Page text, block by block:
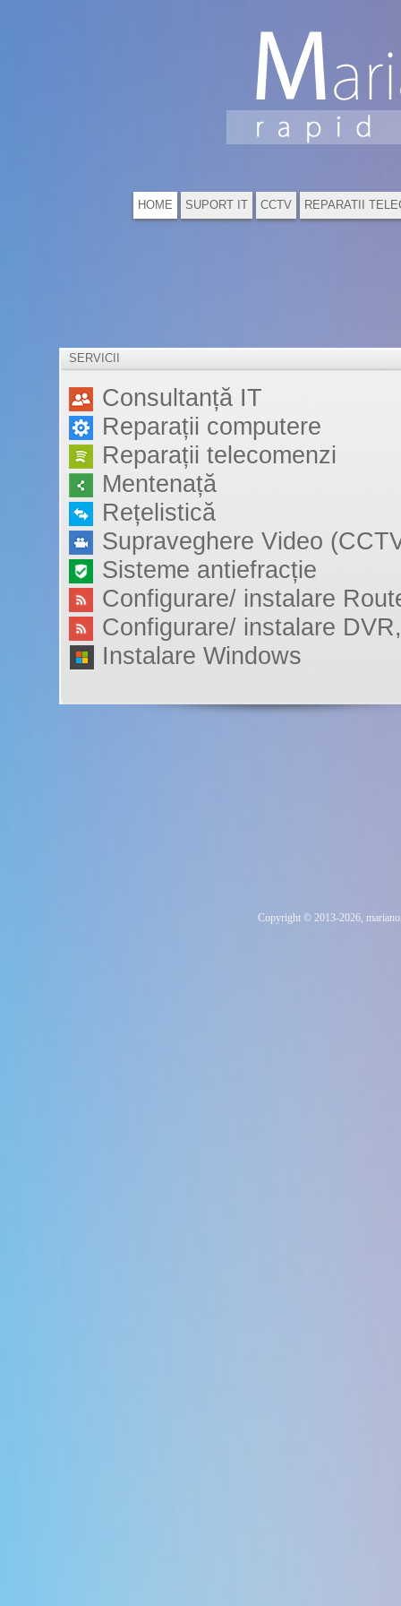
HOME SUPORT IT CCTV REPARATII
Copyright © 2013-2026,
Consultanță IT
Reparații computere
Reparații telecomenzi
Mentenață
Rețelistică
Supraveghere Video
Sisteme antiefracție
Configurare/ instalare
Configurare/ instalare
Instalare Windows
SERVICII